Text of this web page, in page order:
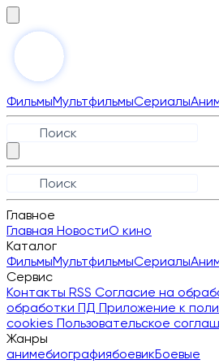
ФильмыМультфильмыСериалы
Главное
Главная НовостиО кино
Каталог
ФильмыМультфильмыСериалы
Сервис
Контакты RSS Согласие на
обработки ПД Приложение к
cookies Пользовательское
Жанры
анимебиографиябоевикБоевые